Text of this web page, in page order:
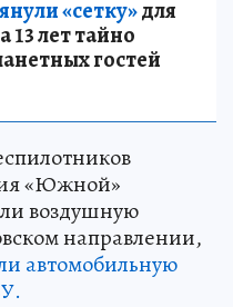
«сетку»для
13 лет тайно
гостей
«Южной»
воздушную
направлении,
автомобильную